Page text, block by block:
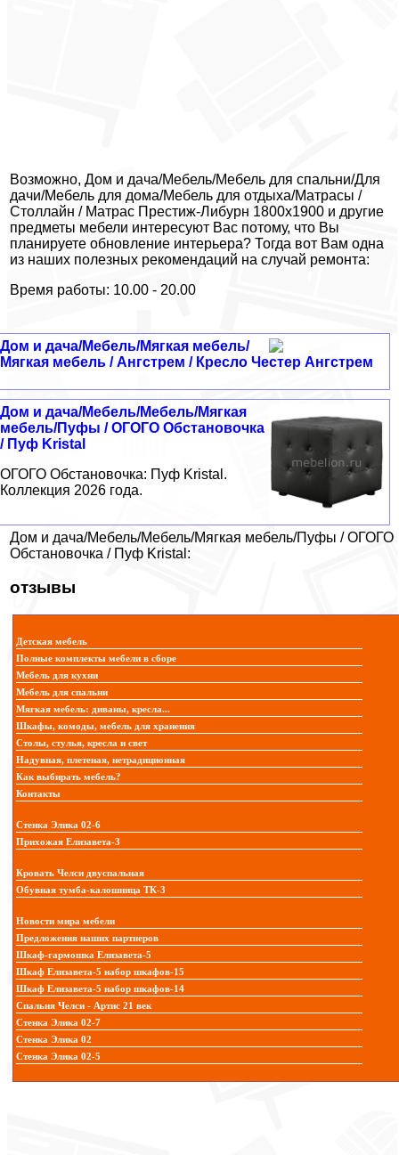
Возможно, Дом и дача/Мебель/Мебель для спальни/Для
дачи/Мебель для дома/Мебель для отдыха/Матрасы /
Столлайн / Матрас Престиж-Либурн 1800x1900 и другие
предметы мебели интересуют Вас потому, что Вы
планируете обновление интерьера? Тогда вот Вам одна
из наших полезных рекомендаций на случай ремонта:
Время работы: 10.00 - 20.00
Дом и дача/Мебель/Мягкая мебель/
Мягкая мебель / Ангстрем / Кресло Честер Ангстрем
Дом и дача/Мебель/Мебель/Мягкая
мебель/Пуфы / ОГОГО Обстановочка
/ Пуф Kristal
ОГОГО Обстановочка: Пуф Kristal.
Коллекция 2026 года.
Дом и дача/Мебель/Мебель/Мягкая мебель/Пуфы / ОГОГО
Обстановочка / Пуф Kristal:
отзывы
Детская мебель
Полные комплекты мебели в сборе
Мебель для кухни
Мебель для спальни
Мягкая мебель: диваны, кресла...
Шкафы, комоды, мебель для хранения
Столы, стулья, кресла и свет
Надувная, плетеная, нетрадиционная
Как выбирать мебель?
Контакты
Стенка Элика 02-6
Прихожая Елизавета-3
Кровать Челси двуспальная
Обувная тумба-калошница ТК-3
Новости мира мебели
Предложения наших партнеров
Шкаф-гармошка Елизавета-5
Шкаф Елизавета-5 набор шкафов-15
Шкаф Елизавета-5 набор шкафов-14
Спальня Челси - Артис 21 век
Стенка Элика 02-7
Стенка Элика 02
Стенка Элика 02-5